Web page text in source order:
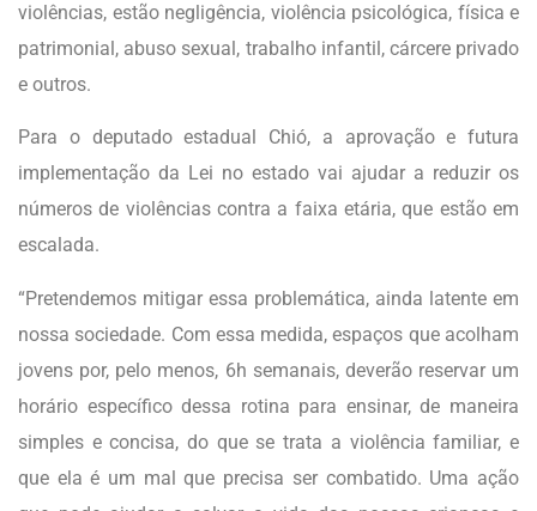
violências, estão negligência, violência psicológica, física e
patrimonial, abuso sexual, trabalho infantil, cárcere privado
e outros.
Para o deputado estadual Chió, a aprovação e futura
implementação da Lei no estado vai ajudar a reduzir os
números de violências contra a faixa etária, que estão em
escalada.
“Pretendemos mitigar essa problemática, ainda latente em
nossa sociedade. Com essa medida, espaços que acolham
jovens por, pelo menos, 6h semanais, deverão reservar um
horário específico dessa rotina para ensinar, de maneira
simples e concisa, do que se trata a violência familiar, e
que ela é um mal que precisa ser combatido. Uma ação